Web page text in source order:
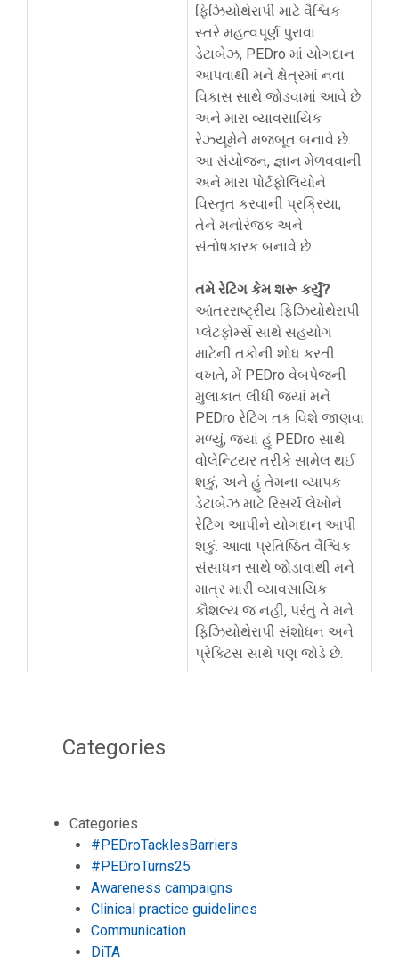
ફિઝિયોથેરાપી માટે વૈશ્વિક
સ્તરે મહત્વપૂર્ણ પુરાવા
ડેટાબેઝ, PEDro માં યોગદાન
આપવાથી મને ક્ષેત્રમાં નવા
વિકાસ સાથે જોડવામાં આવે છે
અને મારા વ્યાવસાયિક
રેઝ્યૂમેને મજબૂત બનાવે છે.
આ સંયોજન, જ્ઞાન મેળવવાની
અને મારા પોર્ટફોલિયોને
વિસ્તૃત કરવાની પ્રક્રિયા,
તેને મનોરંજક અને
સંતોષકારક બનાવે છે.
તમે રેટિંગ કેમ શરૂ કર્યું?
આંતરરાષ્ટ્રીય ફિઝિયોથેરાપી
પ્લેટફોર્મ્સ સાથે સહયોગ
માટેની તકોની શોધ કરતી
વખતે, મેં PEDro વેબપેજની
મુલાકાત લીધી જ્યાં મને
PEDro રેટિંગ તક વિશે જાણવા
મળ્યું, જ્યાં હું PEDro સાથે
વોલેન્ટિયર તરીકે સામેલ થઈ
શકું, અને હું તેમના વ્યાપક
ડેટાબેઝ માટે રિસર્ચ લેખોને
રેટિંગ આપીને યોગદાન આપી
શકું. આવા પ્રતિષ્ઠિત વૈશ્વિક
સંસાધન સાથે જોડાવાથી મને
માત્ર મારી વ્યાવસાયિક
કૌશલ્ય જ નહીં, પરંતુ તે મને
ફિઝિયોથેરાપી સંશોધન અને
પ્રેક્ટિસ સાથે પણ જોડે છે.
Categories
Categories
#PEDroTacklesBarriers
#PEDroTurns25
Awareness campaigns
Clinical practice guidelines
Communication
DiTA